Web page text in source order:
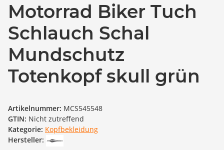
Motorrad Biker Tuch
Schlauch Schal
Mundschutz
Totenkopf skull grün
Artikelnummer: MCS545548
GTIN: Nicht zutreffend
Kategorie: Kopfbekleidung
Hersteller: